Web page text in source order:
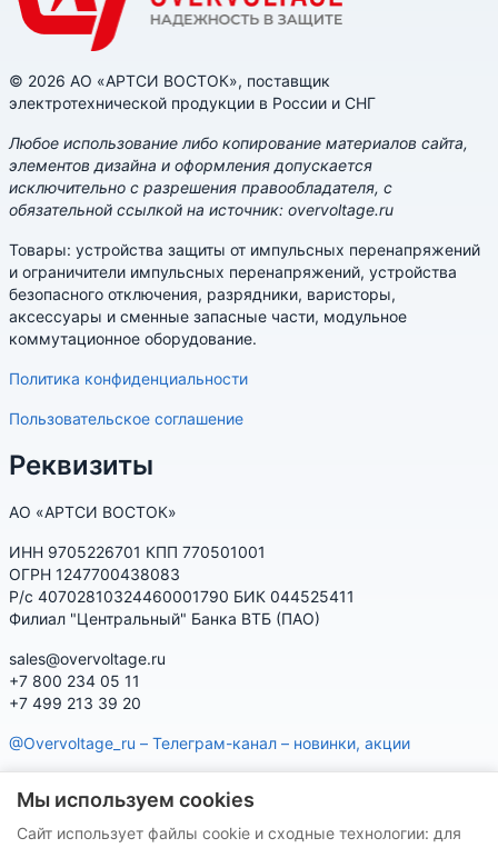
© 2026 АО «АРТСИ ВОСТОК», поставщик
электротехнической продукции в России и СНГ
Любое использование либо копирование материалов сайта,
элементов дизайна и оформления допускается
исключительно с разрешения правообладателя, с
обязательной ссылкой на источник: overvoltage.ru
Товары: устройства защиты от импульсных перенапряжений
и ограничители импульсных перенапряжений, устройства
безопасного отключения, разрядники, варисторы,
аксессуары и сменные запасные части, модульное
коммутационное оборудование.
Политика конфиденциальности
Пользовательское соглашение
Реквизиты
АО «АРТСИ ВОСТОК»
ИНН 9705226701 КПП 770501001
ОГРН 1247700438083
Р/с 40702810324460001790 БИК 044525411
Филиал "Центральный" Банка ВТБ (ПАО)
sales@overvoltage.ru
+7 800 234 05 11
+7 499 213 39 20
@Overvoltage_ru – Телеграм-канал – новинки, акции
характеристики, наличие, подбор
Мы используем cookies
Сайт использует файлы cookie и сходные технологии: для